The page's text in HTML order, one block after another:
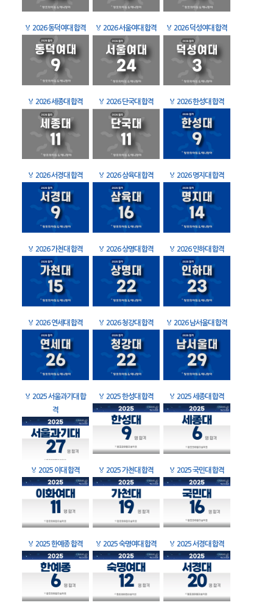
🏅 2026 동덕여대 합격 🏅 2026 서울여대 합격 🏅 2026 덕성여대 합격
🏅 2026 세종대 합격 🏅 2026 단국대 합격 🏅 2026 한성대 합격
🏅 2026 서경대 합격 🏅 2026 삼육대 합격 🏅 2026 명지대 합격
🏅 2026 가천대 합격 🏅 2026 상명대 합격 🏅 2026 인하대 합격
🏅 2026 연세대 합격 🏅 2026 청강대 합격 🏅 2026 남서울대 합격
🏅 2025 서울과기대 합
격
🏅 2025 한성대 합격 🏅 2025 세종대 합격
🏅 2025 이대 합격 🏅 2025 가천대 합격 🏅 2025 국민대 합격
🏅 2025 한예종 합격 🏅 2025 숙명여대 합격 🏅 2025 서경대 합격